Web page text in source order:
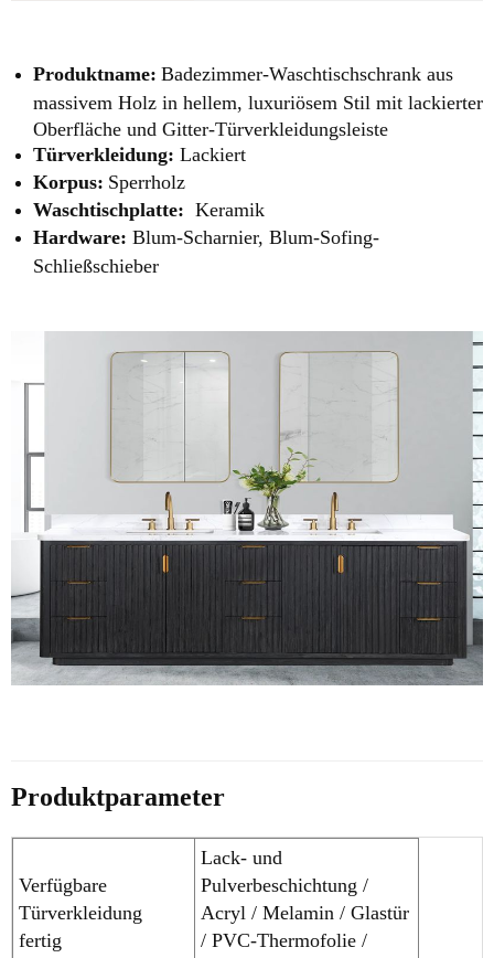
Produktname: Badezimmer-Waschtischschrank aus
massivem Holz in hellem, luxuriösem Stil mit lackierter
Oberfläche und Gitter-Türverkleidungsleiste
Türverkleidung: Lackiert
Korpus: Sperrholz
Waschtischplatte: Keramik
Hardware: Blum-Scharnier, Blum-Sofing-
Schließschieber
Produktparameter
Verfügbare
Türverkleidung
fertig
Lack- und
Pulverbeschichtung /
Acryl / Melamin / Glastür
/ PVC-Thermofolie /